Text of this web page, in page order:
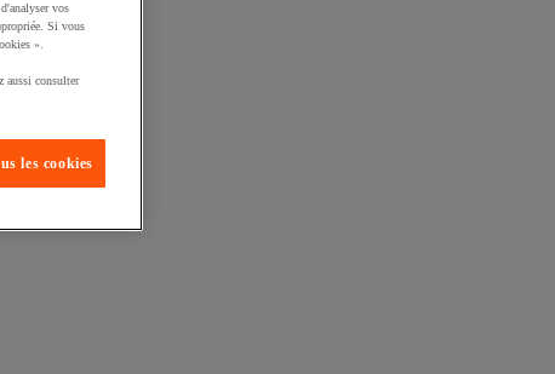
vos
Si vous
».
aussi consulter
les cookies